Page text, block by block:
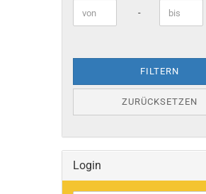
Preis bis -
FILTERN
ZURÜCKSETZEN
Login